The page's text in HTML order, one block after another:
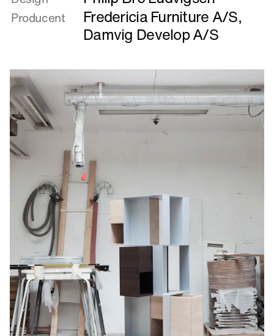
Babel
Producent Fredericia Furniture A/S,
Damvig Develop A/S